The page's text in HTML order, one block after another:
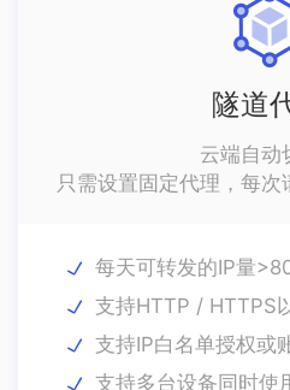
隧道
云端自动
只需设置固定代理，每
每天可转发的IP量
支持HTTP / HTTPS
支持IP白名单授权或
支持多台设备同时使